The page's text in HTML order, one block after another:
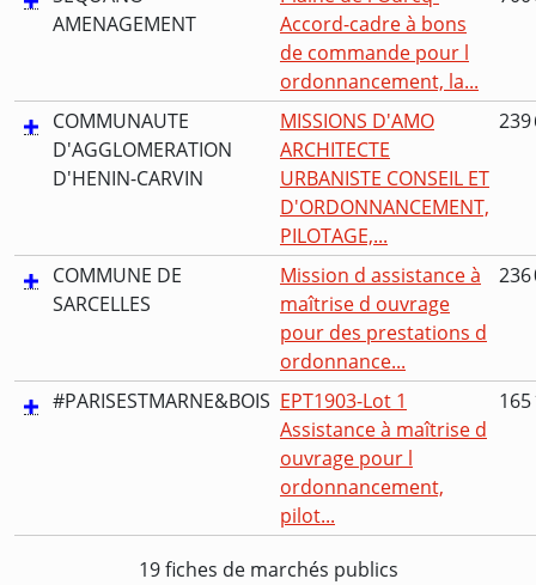
AMENAGEMENT
Accord-cadre à bons
de commande pour l
ordonnancement, la...
COMMUNAUTE
D'AGGLOMERATION
D'HENIN-CARVIN
MISSIONS D'AMO
ARCHITECTE
URBANISTE CONSEIL ET
D'ORDONNANCEMENT,
PILOTAGE,...
239
COMMUNE DE
SARCELLES
Mission d assistance à
maîtrise d ouvrage
pour des prestations d
ordonnance...
236
#PARISESTMARNE&BOIS EPT1903-Lot 1
Assistance à maîtrise d
ouvrage pour l
ordonnancement,
pilot...
165
19 fiches de marchés publics